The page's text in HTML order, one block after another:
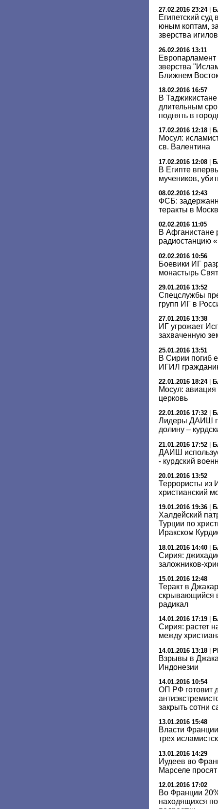
27.02.2016 23:24|
Египетский
юным коптам,
зверства
26.02.2016 13:11
зверства
Ближнем
18.02.2016 16:57
В
длительным
поднять в
17.02.2016 12:18
Мосул:
св. Валентина
17.02.2016 12:08
В Египте
мучеников,
08.02.2016 12:43
ФСБ:
теракты в
02.02.2016 11:05
В Афганистане
радиостанцию
02.02.2016 10:56
Боевики ИГ
монастырь
29.01.2016 13:52
Спецслужбы
групп ИГ в
27.01.2016 13:38
ИГ угрожает
захваченную
25.01.2016 13:51
В Сирии погиб
ИГИЛ
22.01.2016 18:24|
Мосул:
церковь
22.01.2016 17:32
Лидеры ДАИШ
долину –
21.01.2016 17:52 |
ДАИШ
- курдский
20.01.2016 13:52
Террористы из
христианский
19.01.2016 19:36
Халдейский
Турции по
Иракском
18.01.2016 14:40 |
Сирия:
заложников-
15.01.2016 12:48
Теракт в
скрывающийся
радикал
14.01.2016 17:19
Сирия: растет
между
14.01.2016 13:18 |
Взрывы в
Индонезии
14.01.2016 10:54
ОП РФ готовит
закрыть сотни
13.01.2016 15:48
Власти
трех
13.01.2016 14:29
Иудеев во
Марселе
12.01.2016 17:02
Во Франции
находящихся